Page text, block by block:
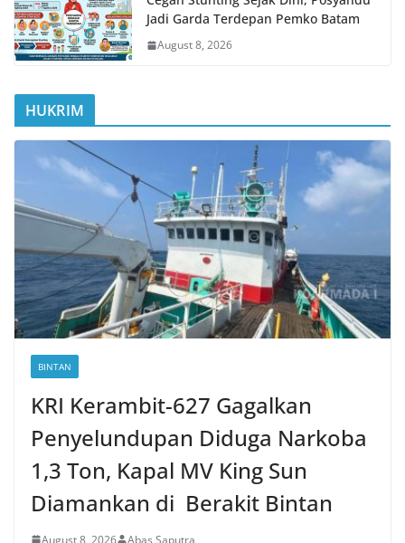
Jadi Garda Terdepan Pemko Batam
August 8, 2026
HUKRIM
BINTAN
KRI Kerambit-627 Gagalkan
Penyelundupan Diduga Narkoba
1,3 Ton, Kapal MV King Sun
Diamankan di Berakit Bintan
August 8, 2026 Abas Saputra